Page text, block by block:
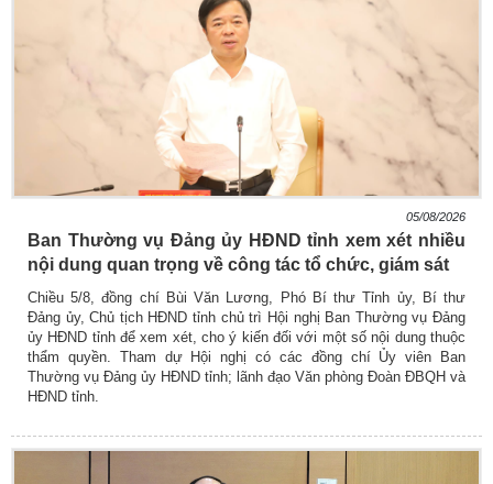
05/08/2026
Ban Thường vụ Đảng ủy HĐND tỉnh xem xét nhiều
nội dung quan trọng về công tác tổ chức, giám sát
Chiều 5/8, đồng chí Bùi Văn Lương, Phó Bí thư Tỉnh ủy, Bí thư
Đảng ủy, Chủ tịch HĐND tỉnh chủ trì Hội nghị Ban Thường vụ Đảng
ủy HĐND tỉnh để xem xét, cho ý kiến đối với một số nội dung thuộc
thẩm quyền. Tham dự Hội nghị có các đồng chí Ủy viên Ban
Thường vụ Đảng ủy HĐND tỉnh; lãnh đạo Văn phòng Đoàn ĐBQH và
HĐND tỉnh.